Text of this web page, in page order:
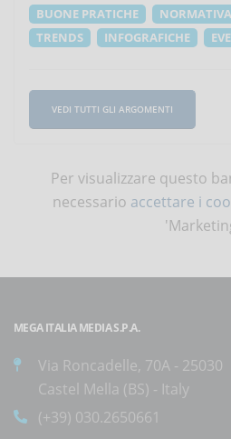
BUONE PRATICHE
NORMATIVA
TRENDS
INFOGRAFICHE
VEDI TUTTI GLI ARGOMENTI
Per visualizzare questo
necessario accettare i
MEGA ITALIA MEDIA S.P.A.
Via Roncadelle, 70A - 25030
Castel Mella (BS) - Italy
(+39) 030.2650661